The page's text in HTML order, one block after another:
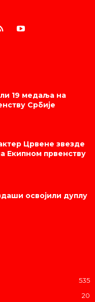
19 медаља на
Србије
Црвене звезде
Екипном првенству
освојили дуплу
535
20